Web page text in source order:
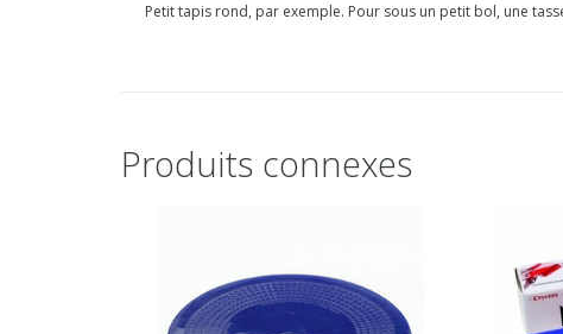
Petit tapis rond, par exemple. Pour sous un petit bol, une
Produits connexes